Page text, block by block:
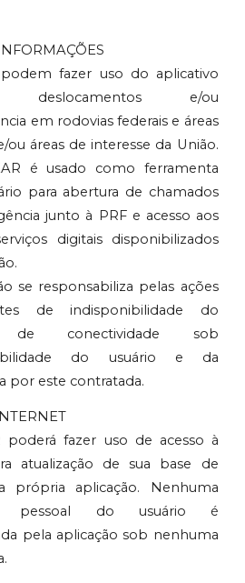
podem fazer uso do aplicativo
deslocamentos e/ou
em rodovias federais e áreas
ou áreas de interesse da União.
é usado como ferramenta
para abertura de chamados
junto à PRF e acesso aos
digitais disponibilizados
se responsabiliza pelas ações
de indisponibilidade do
de conectividade sob
do usuário e da
por este contratada.
poderá fazer uso de acesso à
atualização de sua base de
própria aplicação. Nenhuma
pessoal do usuário é
pela aplicação sob nenhuma